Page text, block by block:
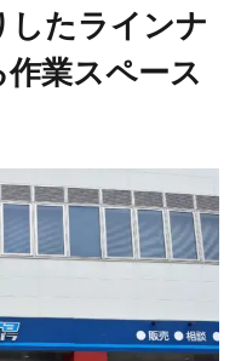
したラインナ
業スペース